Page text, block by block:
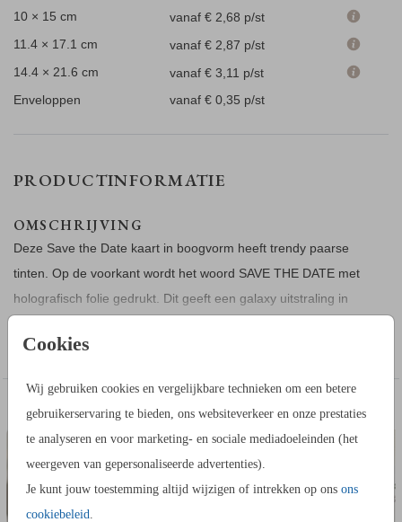
Cookies
Wij gebruiken cookies en vergelijkbare technieken om een betere
gebruikerservaring te bieden, ons websiteverkeer en onze prestaties
te analyseren en voor marketing- en sociale mediadoeleinden (het
weergeven van gepersonaliseerde advertenties).
Je kunt jouw toestemming altijd wijzigen of intrekken op ons ons
cookiebeleid.
10 × 15 cm
vanaf € 2,68 p/st
11.4 × 17.1 cm
vanaf € 2,87 p/st
14.4 × 21.6 cm
vanaf € 3,11 p/st
Enveloppen
vanaf € 0,35 p/st
PRODUCTINFORMATIE
OMSCHRIJVING
Deze Save the Date kaart in boogvorm heeft trendy paarse
tinten. Op de voorkant wordt het woord SAVE THE DATE met
holografisch folie gedrukt. Dit geeft een galaxy uitstraling in
wens aanpassen.
Maak een mooi ontwerp en bestel daarna een proefdruk om
de kaart eerst thuis te bekijken. Bij je 1e proefdruk ontvang je
een proefsetje met voorbeelden van alle papiersoorten en
Toon meer
DIT VIND JE MISSCHIEN OOK LEUK